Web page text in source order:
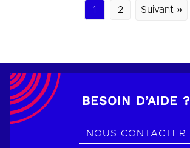
1 2 Suivant »
BESOIN D’AIDE ?
NOUS CONTACTER